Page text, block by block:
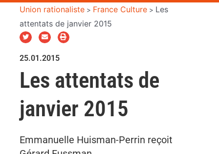
Union rationaliste > France Culture > Les
attentats de janvier 2015
25.01.2015
Les attentats de
janvier 2015
Emmanuelle Huisman-Perrin reçoit